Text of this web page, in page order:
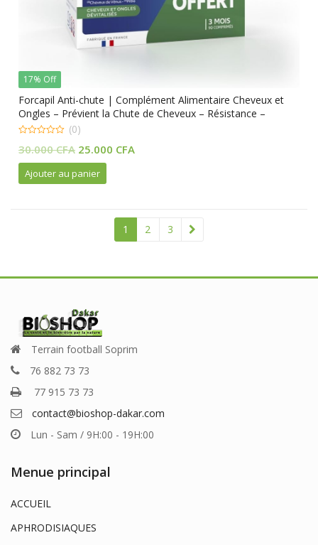
17% Off
Forcapil Anti-chute | Complément Alimentaire Cheveux et
Ongles – Prévient la Chute de Cheveux – Résistance –
Croissance | 3 mois – 90 comprimés
out
(0)
30.000CFA Le
prix
initial
30.000 CFA.
25.000 CFALe
25.000 CFA.
Ajouter au panier
1 2 3
Terrain football Soprim
76 882 73 73
77 915 73 73
contact@bioshop-dakar.com
Lun - Sam / 9H:00 - 19H:00
Menue principal
ACCUEIL
APHRODISIAQUES